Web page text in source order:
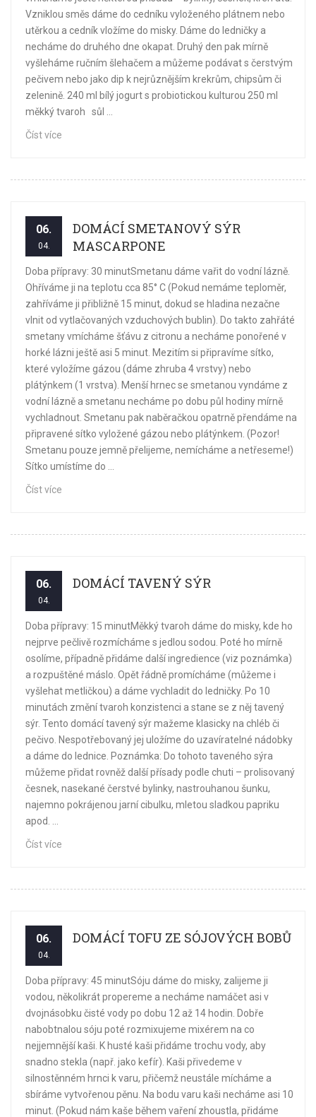
Vzniklou směs dáme do cedníku vyloženého plátnem nebo
utěrkou a cedník vložíme do misky. Dáme do ledničky a
necháme do druhého dne okapat. Druhý den pak mírně
vyšleháme ručním šlehačem a můžeme podávat s čerstvým
pečivem nebo jako dip k nejrůznějším krekrům, chipsům či
zelenině. 240 ml bílý jogurt s probiotickou kulturou 250 ml
měkký tvaroh sůl ...
Číst více
06.
04.
DOMÁCÍ SMETANOVÝ SÝR
MASCARPONE
Doba přípravy: 30 minutSmetanu dáme vařit do vodní lázně.
Ohříváme ji na teplotu cca 85° C (Pokud nemáme teploměr,
zahříváme ji přibližně 15 minut, dokud se hladina nezačne
vlnit od vytlačovaných vzduchových bublin). Do takto zahřáté
smetany vmícháme šťávu z citronu a necháme ponořené v
horké lázni ještě asi 5 minut. Mezitím si připravíme sítko,
které vyložíme gázou (dáme zhruba 4 vrstvy) nebo
plátýnkem (1 vrstva). Menší hrnec se smetanou vyndáme z
vodní lázně a smetanu necháme po dobu půl hodiny mírně
vychladnout. Smetanu pak naběračkou opatrně přendáme na
připravené sítko vyložené gázou nebo plátýnkem. (Pozor!
Smetanu pouze jemně přelijeme, nemícháme a netřeseme!)
Sítko umístíme do ...
Číst více
06.
04.
DOMÁCÍ TAVENÝ SÝR
Doba přípravy: 15 minutMěkký tvaroh dáme do misky, kde ho
nejprve pečlivě rozmícháme s jedlou sodou. Poté ho mírně
osolíme, případně přidáme další ingredience (viz poznámka)
a rozpuštěné máslo. Opět řádně promícháme (můžeme i
vyšlehat metličkou) a dáme vychladit do ledničky. Po 10
minutách změní tvaroh konzistenci a stane se z něj tavený
sýr. Tento domácí tavený sýr mažeme klasicky na chléb či
pečivo. Nespotřebovaný jej uložíme do uzavíratelné nádobky
a dáme do lednice. Poznámka: Do tohoto taveného sýra
můžeme přidat rovněž další přísady podle chuti – prolisovaný
česnek, nasekané čerstvé bylinky, nastrouhanou šunku,
najemno pokrájenou jarní cibulku, mletou sladkou papriku
apod. ...
Číst více
06.
04.
DOMÁCÍ TOFU ZE SÓJOVÝCH BOBŮ
Doba přípravy: 45 minutSóju dáme do misky, zalijeme ji
vodou, několikrát propereme a necháme namáčet asi v
dvojnásobku čisté vody po dobu 12 až 14 hodin. Dobře
nabobtnalou sóju poté rozmixujeme mixérem na co
nejjemnější kaši. K husté kaši přidáme trochu vody, aby
snadno stekla (např. jako kefír). Kaši přivedeme v
silnostěnném hrnci k varu, přičemž neustále mícháme a
sbíráme vytvořenou pěnu. Na bodu varu kaši necháme asi 10
minut. (Pokud nám kaše během vaření zhoustla, přidáme